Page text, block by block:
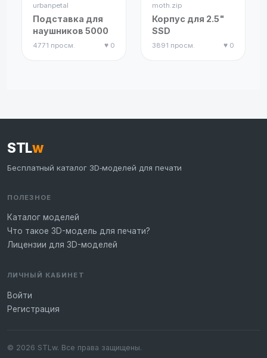
urbanpetal
Подставка для
наушников 5000
4771 просм. ♥ 0
moth.zip
Корпус для 2.5"
SSD
3891 просм. ♥ 0
STLw
Бесплатный каталог 3D‑моделей для печати
ПОЛЕЗНОЕ
Каталог моделей
Что такое 3D-модель для печати?
Лицензии для 3D-моделей
ЛИЧНЫЙ КАБИНЕТ
Войти
Регистрация
© 2026 STLw. Все права защищены.